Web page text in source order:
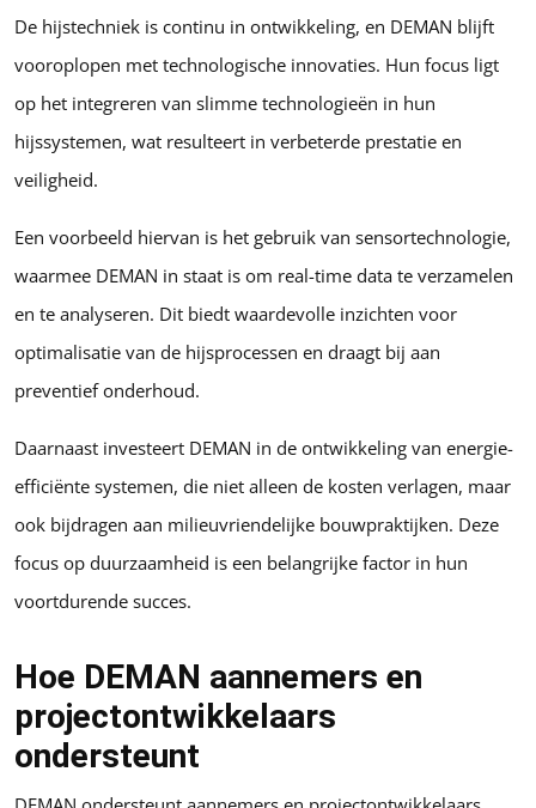
De hijstechniek is continu in ontwikkeling, en DEMAN blijft
vooroplopen met technologische innovaties. Hun focus ligt
op het integreren van slimme technologieën in hun
hijssystemen, wat resulteert in verbeterde prestatie en
veiligheid.
Een voorbeeld hiervan is het gebruik van sensortechnologie,
waarmee DEMAN in staat is om real-time data te verzamelen
en te analyseren. Dit biedt waardevolle inzichten voor
optimalisatie van de hijsprocessen en draagt bij aan
preventief onderhoud.
Daarnaast investeert DEMAN in de ontwikkeling van energie-
efficiënte systemen, die niet alleen de kosten verlagen, maar
ook bijdragen aan milieuvriendelijke bouwpraktijken. Deze
focus op duurzaamheid is een belangrijke factor in hun
voortdurende succes.
Hoe DEMAN aannemers en
projectontwikkelaars
ondersteunt